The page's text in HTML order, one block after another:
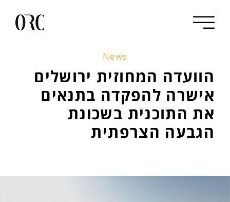
News
הוועדה המחוזית ירושלים
אישרה להפקדה בתנאים
את התוכנית בשכונת
הגבעה הצרפתית